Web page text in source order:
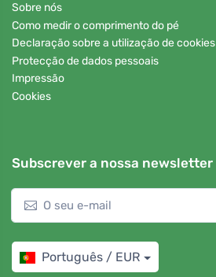
Sobre nós
Como medir o comprimento do pé
Declaração sobre a utilização de cookies
Protecção de dados pessoais
Impressão
Cookies
Subscrever a nossa newsletter
Português / EUR